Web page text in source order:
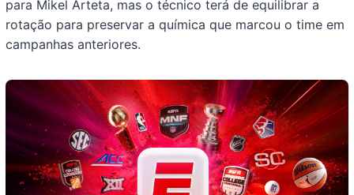
para Mikel Arteta, mas o técnico terá de equilibrar a
rotação para preservar a química que marcou o time em
campanhas anteriores.